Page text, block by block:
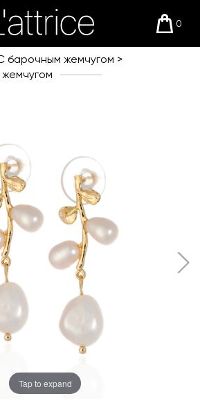
0
барочным жемчугом
Tap to expand